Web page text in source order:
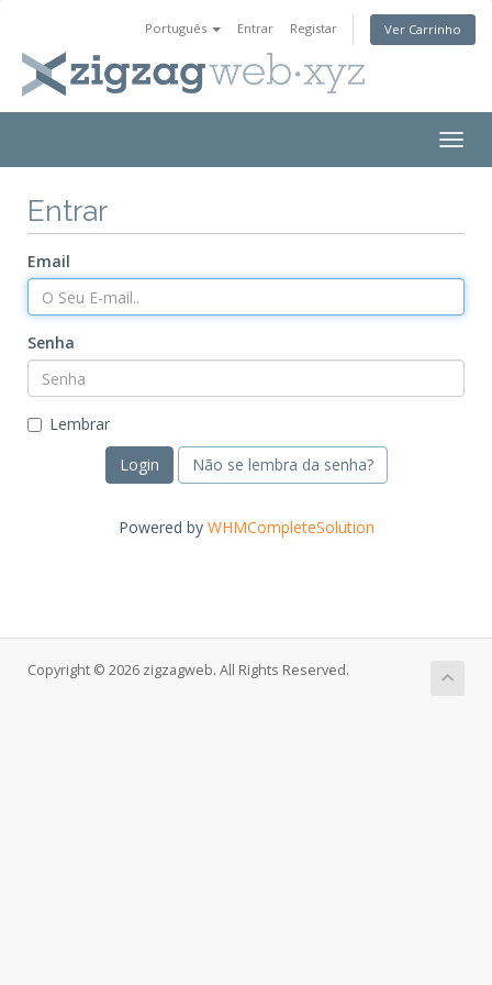
Português Entrar Registar Ver Carrinho
Entrar
Email
Senha
Lembrar
Não se lembra da senha?
Powered by WHMCompleteSolution
Copyright © 2026 zigzagweb. All Rights Reserved.